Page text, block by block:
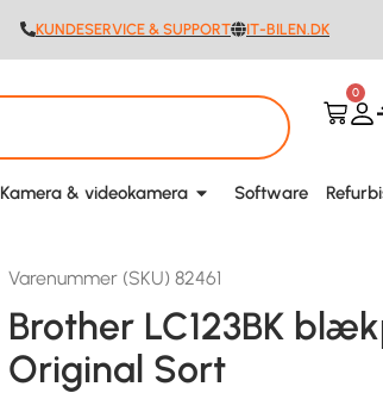
KUNDESERVICE & SUPPORT IT-BILEN.DK
0
Kamera & videokamera Software
Varenummer (SKU) 82461
Brother LC123BK
Original Sort